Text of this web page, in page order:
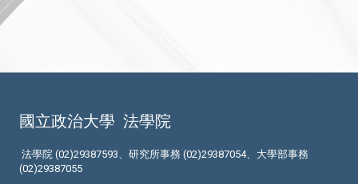
國立政治大學 法學院
法學院 (02)29387593、研究所事務 (02)29387054、大學部事務
(02)29387055